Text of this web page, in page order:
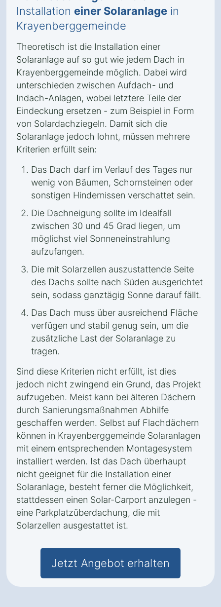
Installation einer Solaranlage in
Krayenberggemeinde
Theoretisch ist die Installation einer
Solaranlage auf so gut wie jedem Dach in
Krayenberggemeinde möglich. Dabei wird
unterschieden zwischen Aufdach- und
Indach-Anlagen, wobei letztere Teile der
Eindeckung ersetzen - zum Beispiel in Form
von Solardachziegeln. Damit sich die
Solaranlage jedoch lohnt, müssen mehrere
Kriterien erfüllt sein:
Das Dach darf im Verlauf des Tages nur
wenig von Bäumen, Schornsteinen oder
sonstigen Hindernissen verschattet sein.
Die Dachneigung sollte im Idealfall
zwischen 30 und 45 Grad liegen, um
möglichst viel Sonneneinstrahlung
aufzufangen.
Die mit Solarzellen auszustattende Seite
des Dachs sollte nach Süden ausgerichtet
sein, sodass ganztägig Sonne darauf fällt.
Das Dach muss über ausreichend Fläche
verfügen und stabil genug sein, um die
zusätzliche Last der Solaranlage zu
tragen.
Sind diese Kriterien nicht erfüllt, ist dies
jedoch nicht zwingend ein Grund, das Projekt
aufzugeben. Meist kann bei älteren Dächern
durch Sanierungsmaßnahmen Abhilfe
geschaffen werden. Selbst auf Flachdächern
können in Krayenberggemeinde Solaranlagen
mit einem entsprechenden Montagesystem
installiert werden. Ist das Dach überhaupt
nicht geeignet für die Installation einer
Solaranlage, besteht ferner die Möglichkeit,
stattdessen einen Solar-Carport anzulegen -
eine Parkplatzüberdachung, die mit
Solarzellen ausgestattet ist.
Jetzt Angebot erhalten